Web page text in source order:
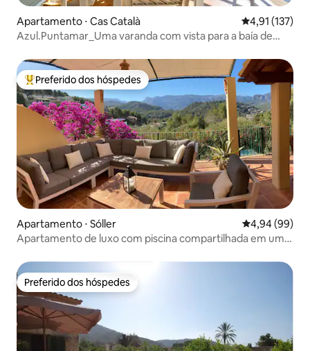
Apartamento ⋅ Cas Català 4,91 de uma
4,91 (137)
Azul.Puntamar_Uma varanda com vista para a baía de
Entre os melhores preferidos dos hóspedes
Preferido dos hóspedes
Apartamento ⋅ Sóller 4,94 de uma
4,94 (99)
Apartamento de luxo com piscina compartilhada em uma
Preferido dos hóspedes
Preferido dos hóspedes